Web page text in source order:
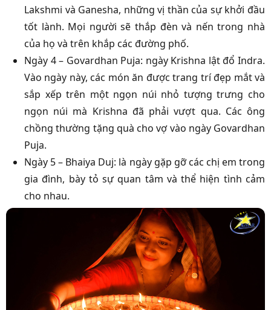
Lakshmi và Ganesha, những vị thần của sự khởi đầu
tốt lành. Mọi người sẽ thắp đèn và nến trong nhà
của họ và trên khắp các đường phố.
Ngày 4 – Govardhan Puja: ngày Krishna lật đổ Indra.
Vào ngày này, các món ăn được trang trí đẹp mắt và
sắp xếp trên một ngọn núi nhỏ tượng trưng cho
ngọn núi mà Krishna đã phải vượt qua. Các ông
chồng thường tặng quà cho vợ vào ngày Govardhan
Puja.
Ngày 5 – Bhaiya Duj: là ngày gặp gỡ các chị em trong
gia đình, bày tỏ sự quan tâm và thể hiện tình cảm
cho nhau.